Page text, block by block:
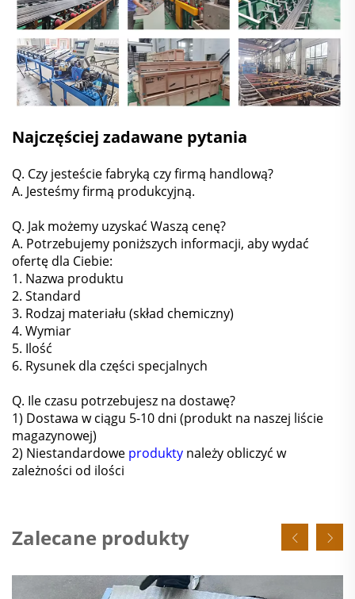
Najczęściej zadawane pytania
Q. Czy jesteście fabryką czy firmą handlową?
A. Jesteśmy firmą produkcyjną.
Q. Jak możemy uzyskać Waszą cenę?
A. Potrzebujemy poniższych informacji, aby wydać
ofertę dla Ciebie:
1. Nazwa produktu
2. Standard
3. Rodzaj materiału (skład chemiczny)
4. Wymiar
5. Ilość
6. Rysunek dla części specjalnych
Q. Ile czasu potrzebujesz na dostawę?
1) Dostawa w ciągu 5-10 dni (produkt na naszej liście
magazynowej)
2) Niestandardowe produkty należy obliczyć w
zależności od ilości
Zalecane produkty